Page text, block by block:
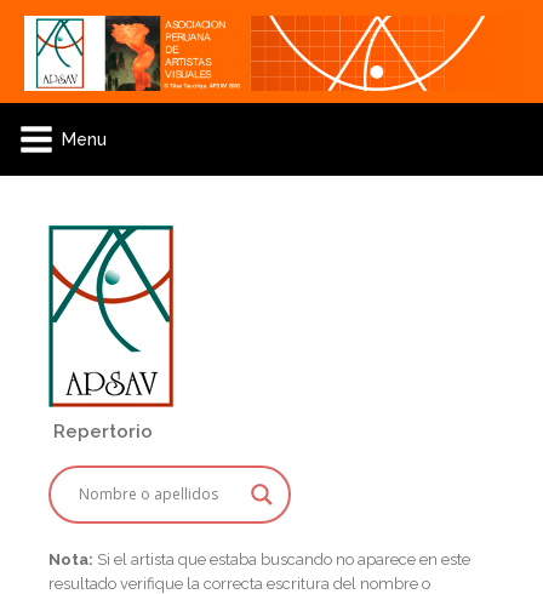
Menu
Repertorio
Nota: Si el artista que estaba buscando no aparece en este
resultado verifique la correcta escritura del nombre o